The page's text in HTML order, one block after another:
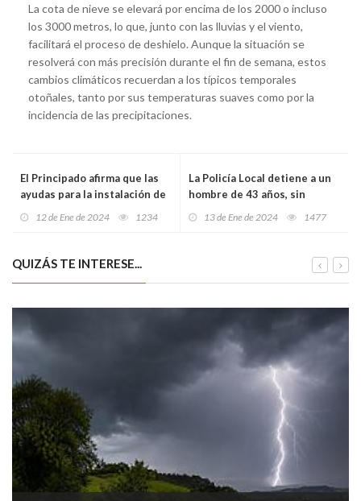
La cota de nieve se elevará por encima de los 2000 o incluso
los 3000 metros, lo que, junto con las lluvias y el viento,
facilitará el proceso de deshielo. Aunque la situación se
resolverá con más precisión durante el fin de semana, estos
cambios climáticos recuerdan a los típicos temporales
otoñales, tanto por sus temperaturas suaves como por la
incidencia de las precipitaciones.
El Principado afirma que las
ayudas para la instalación de
12 de Ene de 2024 1234
La Policía Local detiene a un
hombre de 43 años, sin
otro que estaba aparcado
13 de Ene de 2024 1477
QUIZÁS TE INTERESE...